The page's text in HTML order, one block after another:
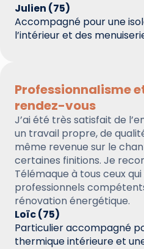
Julien (75)
Accompagné pour une
l’intérieur et des
Professionnalisme
rendez-vous
J’ai été très satisfait de
un travail propre, de
même revenue sur le
certaines finitions. Je
Télémaque à tous ceux
professionnels
rénovation énergétique.
Loïc (75)
Particulier accompagné
thermique intérieure et